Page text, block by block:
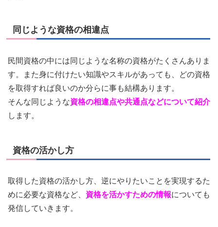
同じような資格の相違点
民間資格の中には同じような名称の資格がたくさんありま
す。また身に付けたい知識やスキルがあっても、どの資格
を取得すれば良いのか分らに事も結構あります。
そんな同じような資格の相違点や共通点などについて紹介
します。
資格の活かし方
取得した資格の活かし方、逆にやりたいことを実現するた
めに必要な資格など、 資格を活かすための情報についても
発信していきます。